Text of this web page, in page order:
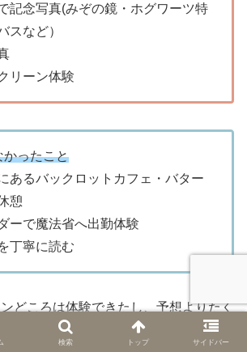
記念写真(みぞの鏡・ホグワーツ特
スなど）
リーン体験
かったこと
あるバックロットカフェ・バター
憩
ーで魔法省へ出勤体験
丁寧に読む
どころは体験できたし、予想よりたく
ました。
検索 トップ サイドバー